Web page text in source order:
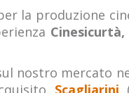
la produzione
Cinesicurtà,
nostro mercato
Scagliarini